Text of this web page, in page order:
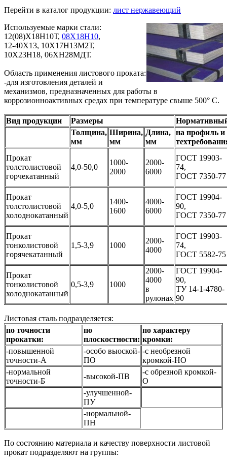
Перейти в каталог продукции: лист нержавеющий
Используемые марки стали:
12(08)Х18Н10Т, 08Х18Н10,
12-40Х13, 10Х17Н13М2Т,
10Х23Н18, 06ХН28МДТ.
Область применения листового проката:
-для изготовления деталей и
механизмов, предназначенных для работы в
коррозионноактивных средах при температуре свыше 500° С.
Вид продукции Размеры
Толщина,
мм
Ширина,
мм
Длина,
мм
на профиль и
Прокат
толстолистовой
горчекатанный
4,0-50,0
1000-
2000
2000-
6000
ГОСТ 19903-
74,
ГОСТ 7350-77
Прокат
толстолистовой
холоднокатанный
4,0-5,0
1400-
1600
4000-
6000
ГОСТ 19904-
90,
ГОСТ 7350-77
Прокат
тонколистовой
горячекатанный
1,5-3,9 1000
2000-
4000
ГОСТ 19903-
74,
ГОСТ 5582-75
Прокат
тонколистовой
холоднокатанный
0,5-3,9 1000
2000-
4000
в
рулонах
ГОСТ 19904-
90,
ТУ 14-1-4780-
90
Листовая сталь подразделяется:
по точности
прокатки:
по
плоскостности:
по характеру
кромки:
-повышенной
точности-А
-особо выоской-
ПО
-с необрезной
кромкой-НО
-нормальной
точности-Б
-высокой-ПВ
-с обрезной кромкой-
О
-улучшенной-
ПУ
-нормальной-
ПН
По состоянию материала и качеству поверхности листовой
прокат подразделяют на группы: